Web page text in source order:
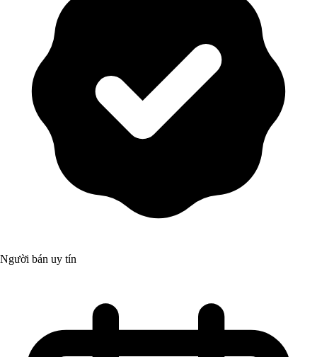
Người bán uy tín